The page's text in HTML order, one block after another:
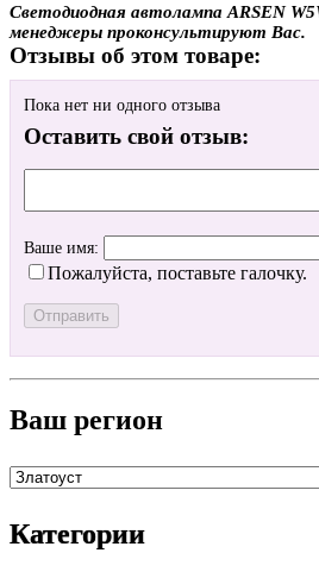
Светодиодная автолампа ARSEN
менеджеры проконсультируют Вас.
Отзывы об этом товаре:
Пока нет ни одного отзыва
Оставить свой отзыв:
Ваше имя:
Пожалуйста, поставьте галочку.
Ваш регион
Категории